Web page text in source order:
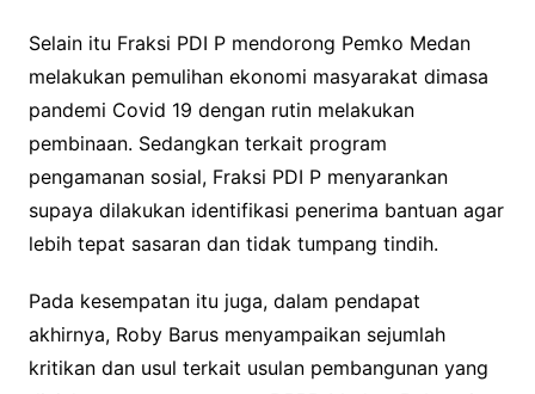
Selain itu Fraksi PDI P mendorong Pemko Medan
melakukan pemulihan ekonomi masyarakat dimasa
pandemi Covid 19 dengan rutin melakukan
pembinaan. Sedangkan terkait program
pengamanan sosial, Fraksi PDI P menyarankan
supaya dilakukan identifikasi penerima bantuan agar
lebih tepat sasaran dan tidak tumpang tindih.
Pada kesempatan itu juga, dalam pendapat
akhirnya, Roby Barus menyampaikan sejumlah
kritikan dan usul terkait usulan pembangunan yang